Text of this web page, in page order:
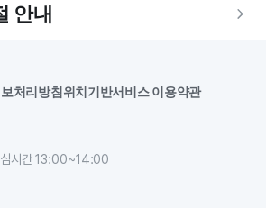
안내
처리방침위치기반서비스 이용약관
시간 13:00~14:00